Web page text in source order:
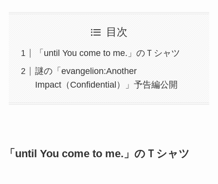
目次
「until You come to me.」のＴシャツ
謎の「evangelion:Another
Impact（Confidential）」予告編公開
「until You come to me.」のＴシャツ